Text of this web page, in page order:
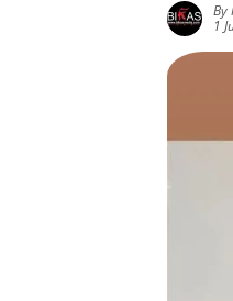
By
1